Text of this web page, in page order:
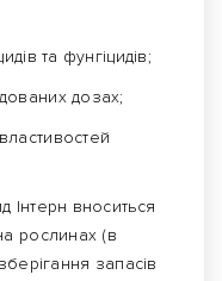
та фунгіцидів;
дозах;
Інтерн вноситься
рослинах (в
запасів